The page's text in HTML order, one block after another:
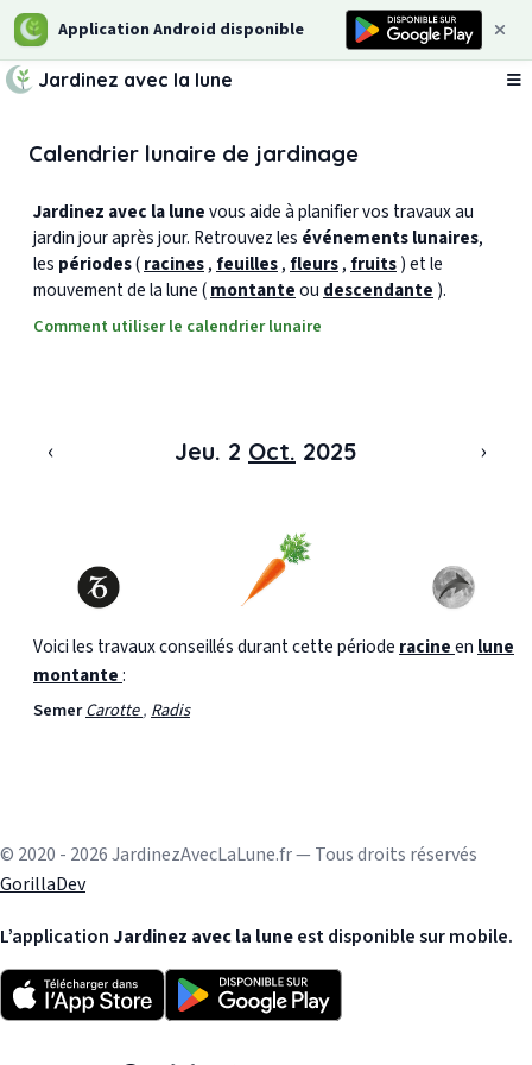
Application Android disponible
Jardinez avec la lune
Calendrier lunaire de jardinage
Jardinez avec la lunevous aide à planifier vos travaux au
jardin jour après jour. Retrouvez les événements lunaires,
les périodes(racines, feuilles, fleurs, fruits) et le
mouvement de la lune (montanteou descendante ).
Comment utiliser le calendrier lunaire
‹ Jeu. 2 Oct. 2025 ›
Voici les travaux conseillés durant cette période racineen lune
montante:
SemerCarotte, Radis
© 2020 - 2026 JardinezAvecLaLune.fr — Tous droits réservés
GorillaDev
L’application Jardinez avec la luneest disponible sur mobile.